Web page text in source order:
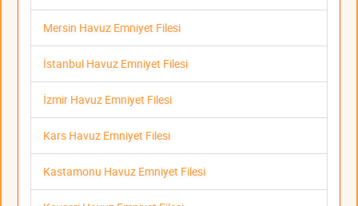
Mersin Havuz Emniyet Filesi
İstanbul Havuz Emniyet Filesi
İzmir Havuz Emniyet Filesi
Kars Havuz Emniyet Filesi
Kastamonu Havuz Emniyet Filesi